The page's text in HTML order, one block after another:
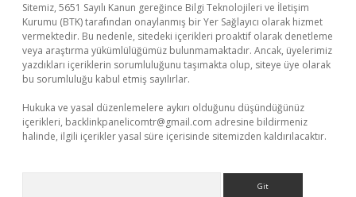
Sitemiz, 5651 Sayılı Kanun gereğince Bilgi Teknolojileri ve İletişim
Kurumu (BTK) tarafından onaylanmış bir Yer Sağlayıcı olarak hizmet
vermektedir. Bu nedenle, sitedeki içerikleri proaktif olarak denetleme
veya araştırma yükümlülüğümüz bulunmamaktadır. Ancak, üyelerimiz
yazdıkları içeriklerin sorumluluğunu taşımakta olup, siteye üye olarak
bu sorumluluğu kabul etmiş sayılırlar.
Hukuka ve yasal düzenlemelere aykırı olduğunu düşündüğünüz
içerikleri, backlinkpanelicomtr@gmail.com adresine bildirmeniz
halinde, ilgili içerikler yasal süre içerisinde sitemizden kaldırılacaktır.